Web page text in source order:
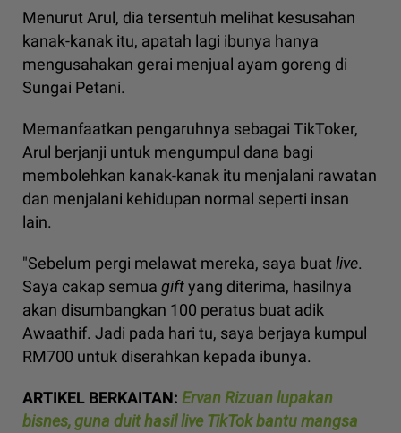
Menurut Arul, dia tersentuh melihat kesusahan
kanak-kanak itu, apatah lagi ibunya hanya
mengusahakan gerai menjual ayam goreng di
Sungai Petani.
Memanfaatkan pengaruhnya sebagai TikToker,
Arul berjanji untuk mengumpul dana bagi
membolehkan kanak-kanak itu menjalani rawatan
dan menjalani kehidupan normal seperti insan
lain.
"Sebelum pergi melawat mereka, saya buat live.
Saya cakap semua giftyang diterima, hasilnya
akan disumbangkan 100 peratus buat adik
Awaathif. Jadi pada hari tu, saya berjaya kumpul
RM700 untuk diserahkan kepada ibunya.
ARTIKEL BERKAITAN: Ervan Rizuan lupakan
bisnes, guna duit hasil live TikTok bantu mangsa